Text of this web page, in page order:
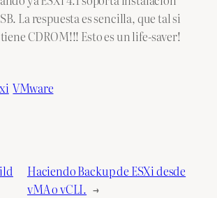
La respuesta es sencilla, que tal si
CDROM!!! Esto es un life-saver!
VMware
Haciendo Backup de ESXi desde
vMA o vCLI. →